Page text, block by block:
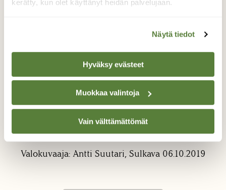
kerätty, kun olet käyttänyt heidän palvelujaan.
Näytä tiedot
Hyväksy evästeet
Muokkaa valintoja
Vain välttämättömät
Iijärvi, Sulkava. 06.10.2019
Sunnuntai iltapäivän ulkoilu. Luontoa läheltä
ilman että tarvitsee matkustaa satojen
kilometrien päähän.
Valokuvaaja: Antti Suutari, Sulkava 06.10.2019